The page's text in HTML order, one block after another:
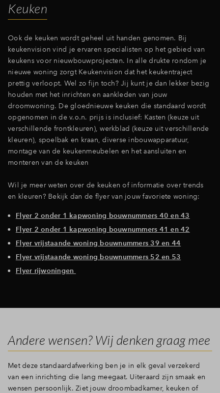
Keuken
Ook de keuken wordt geheel uit handen genomen. Bij
keukenvision vind je ervaren specialisten op het gebied van
keukens voor nieuwbouwprojecten. In alle drukte rondom je
nieuwe woning zorgt Keukenvision dat het keukentraject
prettig verloopt. Wel zo fijn toch? Jij kunt je dan lekker bezig
houden met het inrichten en aankleden van jouw
droomwoning. De gloednieuwe keuken die standaard wordt
opgenomen in de v.o.n. prijs is inclusief: Kasten (keuze uit
verschillende frontkleuren), werkblad (keuze uit verschillende
kleuren), spoelbak en kraan, diverse inbouwapparatuur,
montage van de keukenmeubelen en het aansluiten en
monteren van de keuken
Wil je meer weten over de keuken of informatie over trends
en kleuren? Bekijk dan de flyer van jouw favoriete woning:
Flyer 2 onder 1 kapwoning bouwnummers 40 en 43
Flyer 2 onder 1 kapwoning bouwnummers 41 en 42
Flyer vrijstaande woning bouwnummers 39 en 44
Flyer vrijstaande woning bouwnummers 52 en 53
Flyer rijwoningen
Andere wensen? Wij denken graag mee
Met deze standaardafwerking ben je in elk geval verzekerd
van een inrichting die lang meegaat. Uiteraard zijn smaak en
wensen persoonlijk. Ziet jouw droombadkamer, keuken of